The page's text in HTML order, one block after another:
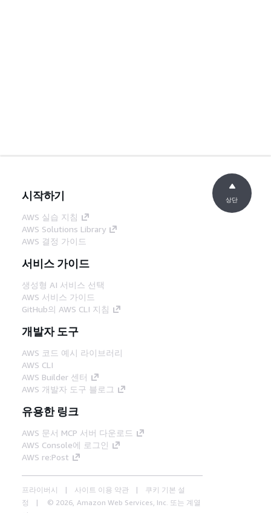
시작하기
AWS 실습 지침
AWS Solutions Library
AWS 결정 가이드
서비스 가이드
생성형 AI 서비스 선택
AWS 서비스 가이드
GitHub의 AWS CLI 지침
개발자 도구
AWS 코드 예시 라이브러리
AWS CLI
AWS Builder 센터
AWS 개발자 도구 블로그
유용한 링크
AWS 문서 MCP 서버 다운로드
AWS Console에 로그인
AWS re:Post
프라이버시 사이트 이용 약관
쿠키 기본 설
정
© 2026, Amazon Web Services, Inc. 또는 계열
상단